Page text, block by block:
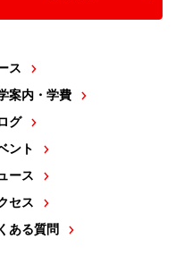
ス
案内・学費
グ
ント
ース
セス
ある質問